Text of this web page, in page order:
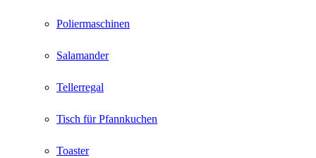
Poliermaschinen
Salamander
Tellerregal
Tisch für Pfannkuchen
Toaster